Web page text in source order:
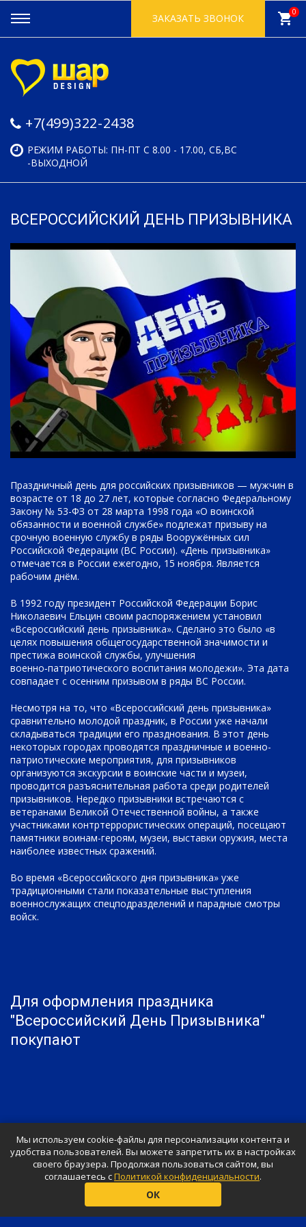
+7(499)322-2438
РЕЖИМ РАБОТЫ: ПН-ПТ С 8.00 - 17.00, СБ,ВС
-ВЫХОДНОЙ
ЗАКАЗАТЬ ЗВОНОК shopping_cart0
ВСЕРОССИЙСКИЙ ДЕНЬ ПРИЗЫВНИКА
Праздничный день для российских призывников — мужчин в
возрасте от 18 до 27 лет, которые согласно Федеральному
Закону № 53-ФЗ от 28 марта 1998 года «О воинской
обязанности и военной службе» подлежат призыву на
срочную военную службу в ряды Вооружённых сил
Российской Федерации (ВС России). «День призывника»
отмечается в России ежегодно, 15 ноября. Является
рабочим днём.
В 1992 году президент Российской Федерации Борис
Николаевич Ельцин своим распоряжением установил
«Всероссийский день призывника». Сделано это было «в
целях повышения общегосударственной значимости и
престижа воинской службы, улучшения
военно‑патриотического воспитания молодежи». Эта дата
совпадает с осенним призывом в ряды ВС России.
Несмотря на то, что «Всероссийский день призывника»
сравнительно молодой праздник, в России уже начали
складываться традиции его празднования. В этот день
некоторых городах проводятся праздничные и военно-
патриотические мероприятия, для призывников
организуются экскурсии в воинские части и музеи,
проводится разъяснительная работа среди родителей
призывников. Нередко призывники встречаются с
ветеранами Великой Отечественной войны, а также
участниками контртеррористических операций, посещают
памятники воинам-героям, музеи, выставки оружия, места
наиболее известных сражений.
Во время «Всероссийского дня призывника» уже
традиционными стали показательные выступления
военнослужащих спецподразделений и парадные смотры
войск.
Для оформления праздника
"Всероссийский День Призывника"
покупают
Ваш праздник будет незабываемым
Представленные цены не являются публичной и официальной
Мы используем cookie-файлы для персонализации контента и
удобства пользователей. Вы можете запретить их в настройках
своего браузера. Продолжая пользоваться сайтом, вы
соглашаетесь сПолитикой конфиденциальности.
ОК